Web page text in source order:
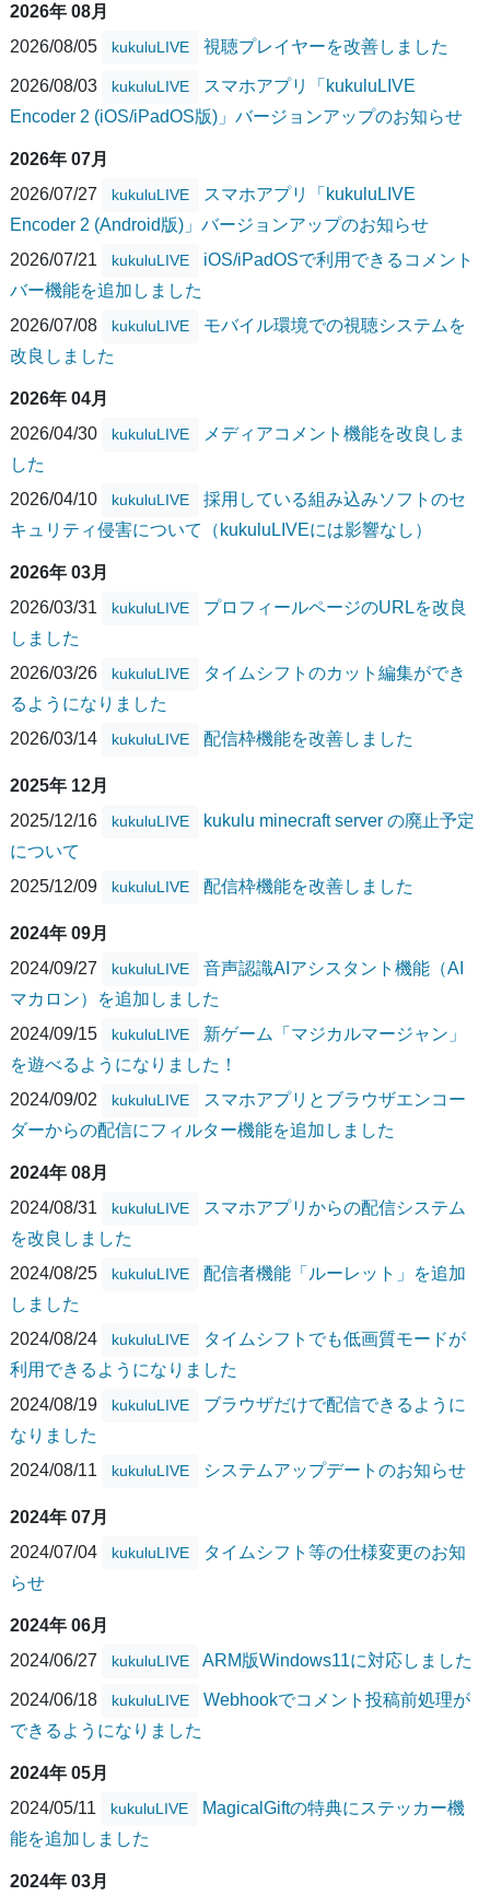
2026年 08月
2026/08/05
kukuluLIVE 視聴プレイヤーを改善しました
2026/08/03 kukuluLIVE
スマホアプリ「kukuluLIVE
Encoder 2 (iOS/iPadOS版)」バージョンアップのお知らせ
2026年 07月
2026/07/27
kukuluLIVE
スマホアプリ「kukuluLIVE
Encoder 2 (Android版)」バージョンアップのお知らせ
2026/07/21
kukuluLIVE
iOS/iPadOSで利用できるコメント
バー機能を追加しました
2026/07/08
kukuluLIVE
モバイル環境での視聴システムを
改良しました
2026年 04月
2026/04/30
kukuluLIVE
メディアコメント機能を改良しま
した
2026/04/10
kukuluLIVE
採用している組み込みソフトのセ
キュリティ侵害について（kukuluLIVEには影響なし）
2026年 03月
2026/03/31
kukuluLIVE
プロフィールページのURLを改良
しました
2026/03/26
kukuluLIVE
タイムシフトのカット編集ができ
るようになりました
2026/03/14
kukuluLIVE 配信枠機能を改善しました
2025年 12月
2025/12/16
kukuluLIVE
kukulu minecraft server の廃止予定
について
2025/12/09
kukuluLIVE 配信枠機能を改善しました
2024年 09月
2024/09/27
kukuluLIVE
音声認識AIアシスタント機能（AI
マカロン）を追加しました
2024/09/15
kukuluLIVE
新ゲーム「マジカルマージャン」
を遊べるようになりました！
2024/09/02
kukuluLIVE
スマホアプリとブラウザエンコー
ダーからの配信にフィルター機能を追加しました
2024年 08月
2024/08/31
kukuluLIVE
スマホアプリからの配信システム
を改良しました
2024/08/25
kukuluLIVE
配信者機能「ルーレット」を追加
しました
2024/08/24
kukuluLIVE
タイムシフトでも低画質モードが
利用できるようになりました
2024/08/19
kukuluLIVE
ブラウザだけで配信できるように
なりました
2024/08/11
kukuluLIVE システムアップデートのお知らせ
2024年 07月
2024/07/04
kukuluLIVE
タイムシフト等の仕様変更のお知
らせ
2024年 06月
2024/06/27
kukuluLIVE ARM版Windows11に対応しました
2024/06/18 kukuluLIVE
Webhookでコメント投稿前処理が
できるようになりました
2024年 05月
2024/05/11
kukuluLIVE
MagicalGiftの特典にステッカー機
能を追加しました
2024年 03月